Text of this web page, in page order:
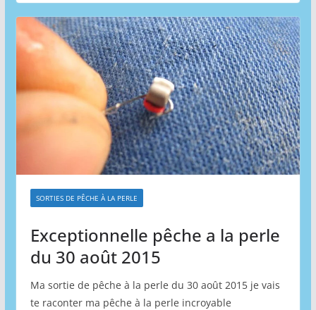
SORTIES DE PÊCHE À LA PERLE
Exceptionnelle pêche a la perle
du 30 août 2015
Ma sortie de pêche à la perle du 30 août 2015 je vais
te raconter ma pêche à la perle incroyable